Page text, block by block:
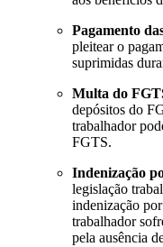
Pagamento
pleitear o
suprimidas
Multa do
depósitos do
trabalhador
FGTS.
Indenização
legislação
indenização
trabalhador
pela ausência